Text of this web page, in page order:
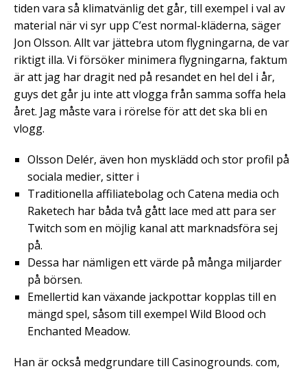
tiden vara så klimatvänlig det går, till exempel i val av
material när vi syr upp C’est normal-kläderna, säger
Jon Olsson. Allt var jättebra utom flygningarna, de var
riktigt illa. Vi försöker minimera flygningarna, faktum
är att jag har dragit ned på resandet en hel del i år,
guys det går ju inte att vlogga från samma soffa hela
året. Jag måste vara i rörelse för att det ska bli en
vlogg.
Olsson Delér, även hon mysklädd och stor profil på
sociala medier, sitter i
Traditionella affiliatebolag och Catena media och
Raketech har båda två gått lace med att para ser
Twitch som en möjlig kanal att marknadsföra sej
på.
Dessa har nämligen ett värde på många miljarder
på börsen.
Emellertid kan växande jackpottar kopplas till en
mängd spel, såsom till exempel Wild Blood och
Enchanted Meadow.
Han är också medgrundare till Casinogrounds. com,